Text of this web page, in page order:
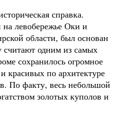
справка.
левобережье Оки и
области, был основан
считают одним из самых
сохранилось огромное
красивых по архитектуре
По факту, весь небольшой
золотых куполов и